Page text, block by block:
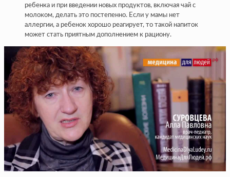
ребенка и при введении новых продуктов, включая чай с
молоком, делать это постепенно. Если у мамы нет
аллергии, а ребенок хорошо реагирует, то такой напиток
может стать приятным дополнением к рациону.